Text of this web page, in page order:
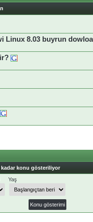
Linux 8.03 buyrun
kadar konu gösteriliyor
Yaş